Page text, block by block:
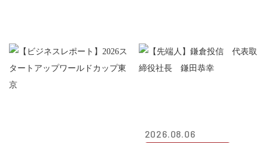
2026.08.06